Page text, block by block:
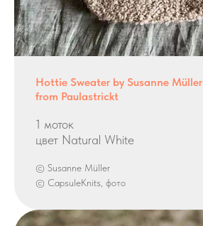
Hottie Sweater by Susanne Müller
from Paulastrickt
1 моток
цвет Natural White
© Susanne Müller
© CapsuleKnits, фото